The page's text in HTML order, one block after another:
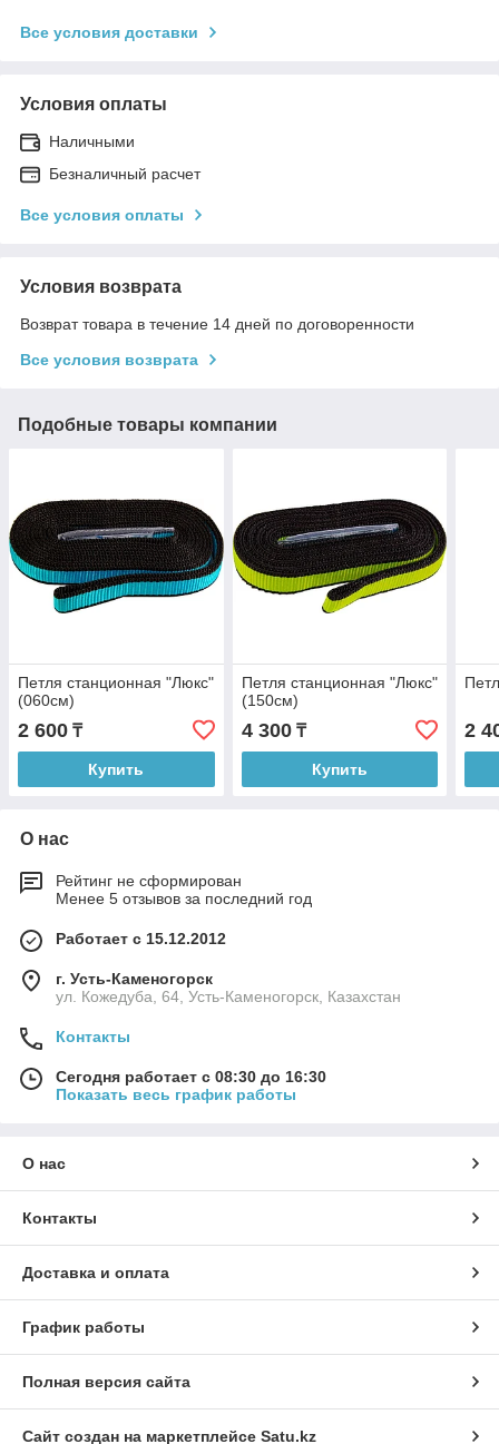
Все условия доставки
Условия оплаты
Наличными
Безналичный расчет
Все условия оплаты
Условия возврата
Возврат товара в течение 14 дней по договоренности
Все условия возврата
Подобные товары компании
Петля станционная "Люкс"
(060см)
2 600 ₸
Купить
Петля станционная "Люкс"
(150см)
4 300₸
Купить
2
О нас
Рейтинг не сформирован
Менее 5 отзывов за последний год
Работает с 15.12.2012
г. Усть-Каменогорск
ул. Кожедуба, 64, Усть-Каменогорск, Казахстан
Контакты
Сегодня работает с 08:30 до 16:30
Показать весь график работы
О нас
Контакты
Доставка и оплата
График работы
Полная версия сайта
Сайт создан на маркетплейсе Satu.kz